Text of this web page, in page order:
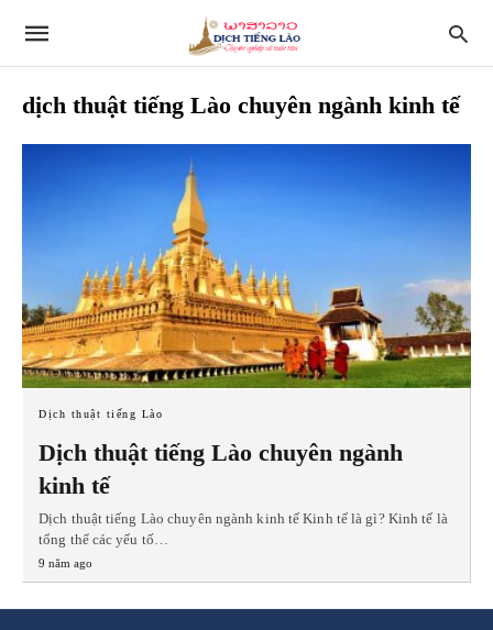
dịch thuật tiếng Lào chuyên ngành kinh tế
Dịch thuật tiếng Lào
Dịch thuật tiếng Lào chuyên ngành
kinh tế
Dịch thuật tiếng Lào chuyên ngành kinh tế Kinh tế là gì? Kinh tế là
tổng thể các yếu tố…
9 năm ago